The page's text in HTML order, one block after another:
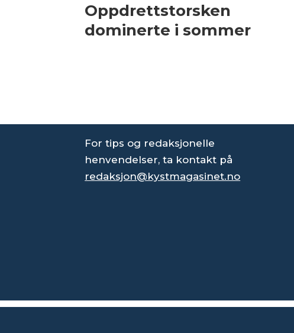
Oppdrettstorsken
dominerte i sommer
For tips og redaksjonelle
henvendelser, ta kontakt på
redaksjon@kystmagasinet.no